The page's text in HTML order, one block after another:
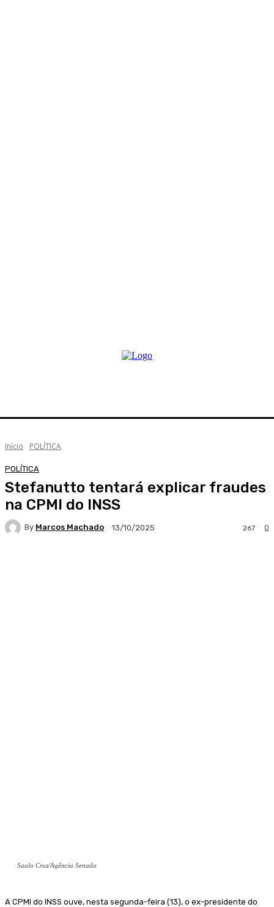
Início POLÍTICA
POLÍTICA
Stefanutto tentará explicar fraudes
na CPMI do INSS
By Marcos Machado 13/10/2025 0
267
Saulo Cruz/Agência Senado
A CPMI do INSS ouve, nesta segunda-feira (13), o ex-presidente do